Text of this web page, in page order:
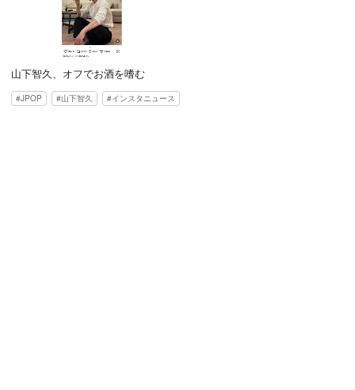
山下智久、オフでお酒を嗜む
JPOP 山下智久 インスタニュース